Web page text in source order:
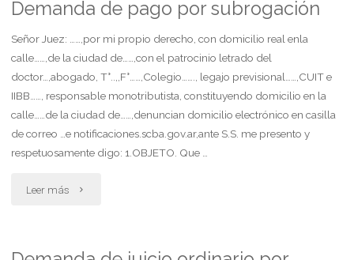
o
absoluta"
de
boleto
compraventa.
solicita
cautelar"
Demanda de pago por subrogación
Señor Juez: ……,por mi propio derecho, con domicilio real enla
calle……,de la ciudad de……,con el patrocinio letrado del
doctor…,abogado, T°..,,F°……,Colegio……., legajo previsional……,CUIT e
IIBB……, responsable monotributista, constituyendo domicilio en la
calle……de la ciudad de……,denuncian domicilio electrónico en casilla
de correo …e notificaciones.scba.gov.ar,ante S.S. me presento y
respetuosamente digo: 1.OBJETO. Que …
Leer más "Demanda
pago